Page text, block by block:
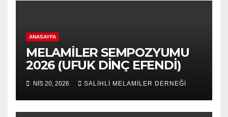
ANASAYFA
MELAMİLER SEMPOZYUMU
2026 (UFUK DİNÇ EFENDİ)
NIS 20, 2026 SALİHLİ MELAMİLER DERNEĞİ